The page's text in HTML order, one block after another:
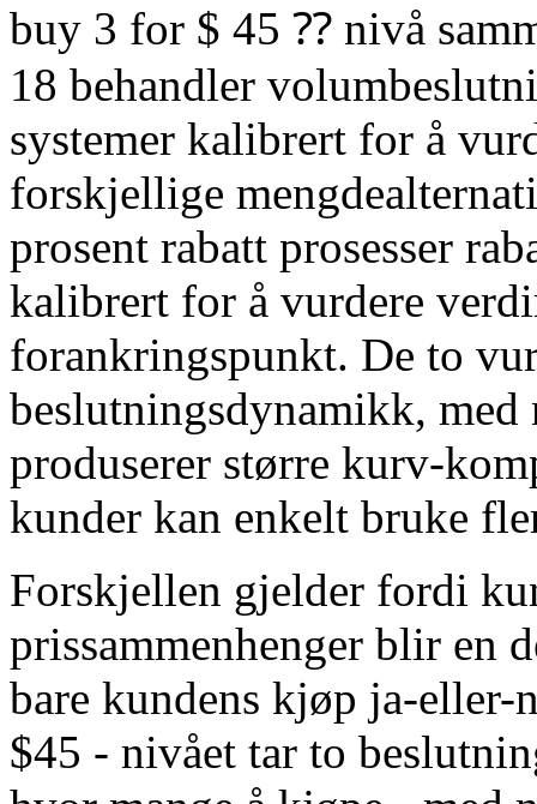
buy 3 for $ 45 ⁇ nivå
18 behandler
systemer kalibrert for å
forskjellige
prosent rabatt prosesser
kalibrert for å vurdere
forankringspunkt. De to
beslutningsdynamikk,
produserer større kurv-
kunder kan enkelt bruke
Forskjellen gjelder fordi
prissammenhenger blir en
bare kundens kjøp ja-
$45 - nivået tar to